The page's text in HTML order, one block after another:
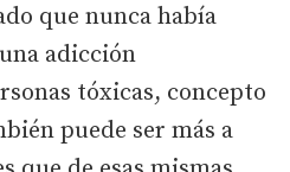
que nunca había
adicción
tóxicas, concepto
puede ser más a